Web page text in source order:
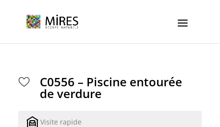
C0556 – Piscine entourée
de verdure
Visite rapide